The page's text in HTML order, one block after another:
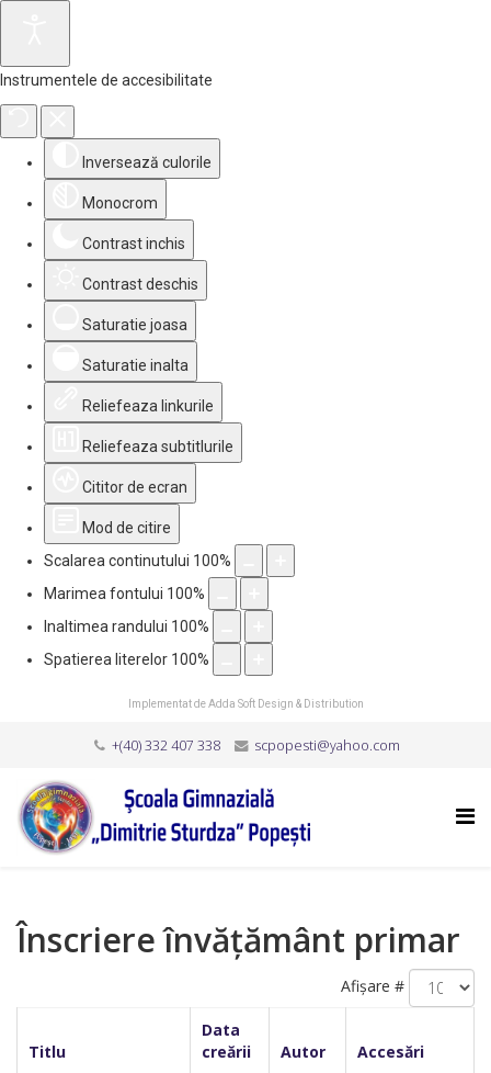
Instrumentele de accesibilitate
Inversează culorile
Monocrom
Contrast inchis
Contrast deschis
Saturatie joasa
Saturatie inalta
Reliefeaza linkurile
Reliefeaza subtitlurile
Cititor de ecran
Mod de citire
Scalarea continutului 100%
Marimea fontului 100%
Inaltimea randului 100%
Spatierea literelor 100%
Implementat deAdda Soft Design & Distribution
+(40) 332 407 338 scpopesti@yahoo.com
Înscriere învățământ primar
Afișare #
Titlu
Data
creării
Autor Accesări